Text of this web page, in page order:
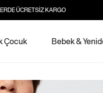
ÜCRETSİZ KARGO
Çocuk Bebek &